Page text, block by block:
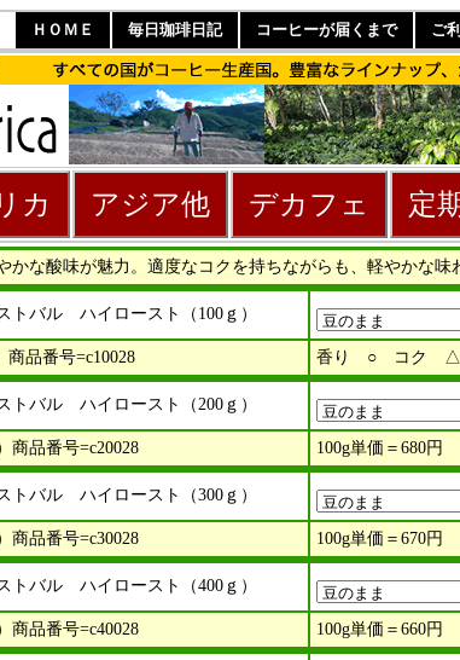
ご
コーヒーが届くまで
毎日珈琲日記
ＨＯＭＥ
カ アジア他 デカフェ 定
かな酸味が魅力。適度なコクを持ちながらも、軽やかな
バル ハイロースト（100ｇ）
商品番号=c10028 香り ○ コク
バル ハイロースト（200ｇ）
商品番号=c20028 100g単価＝680円
バル ハイロースト（300ｇ）
商品番号=c30028 100g単価＝670円
バル ハイロースト（400ｇ）
商品番号=c40028 100g単価＝660円